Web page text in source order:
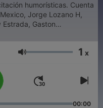
humorísticas. Cuenta
Jorge Lozano H,
Gaston
y El Pecas y sus ya
Volumen 1 x
00:00